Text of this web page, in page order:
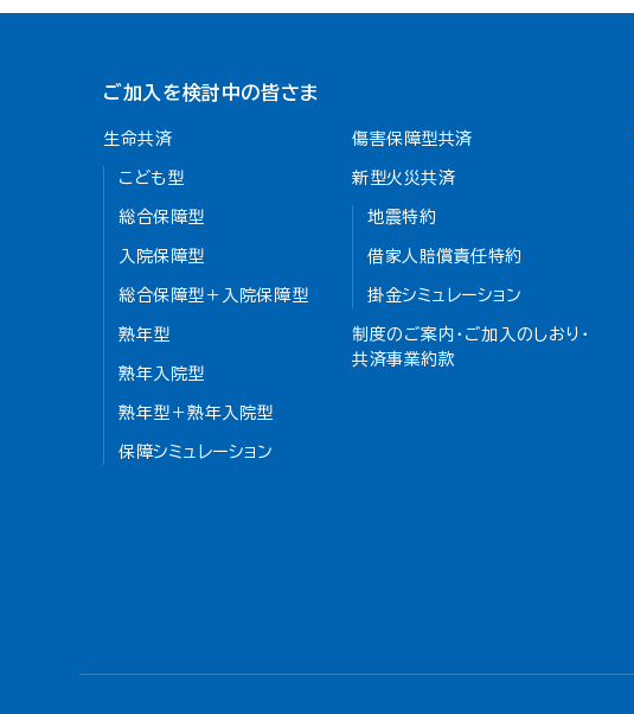
ご加入を検討中の皆さま
生命共済
こども型
総合保障型
入院保障型
総合保障型＋入院保障型
熟年型
熟年入院型
熟年型＋熟年入院型
保障シミュレーション
傷害保障型共済
新型火災共済
地震特約
借家人賠償責任特約
掛金シミュレーション
制度のご案内・ご加入のしおり・
共済事業約款